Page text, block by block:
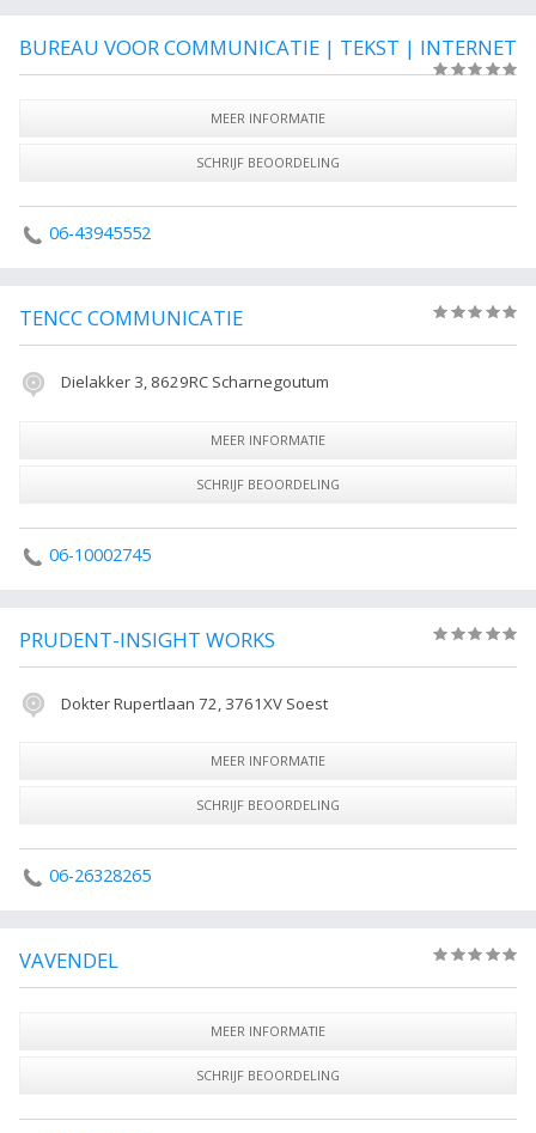
BUREAU VOOR COMMUNICATIE | TEKST | INTERNET
MEER INFORMATIE
SCHRIJF BEOORDELING
06-43945552
TENCC COMMUNICATIE
Dielakker 3, 8629RC Scharnegoutum
MEER INFORMATIE
SCHRIJF BEOORDELING
06-10002745
PRUDENT-INSIGHT WORKS
Dokter Rupertlaan 72, 3761XV Soest
MEER INFORMATIE
SCHRIJF BEOORDELING
06-26328265
VAVENDEL
MEER INFORMATIE
SCHRIJF BEOORDELING